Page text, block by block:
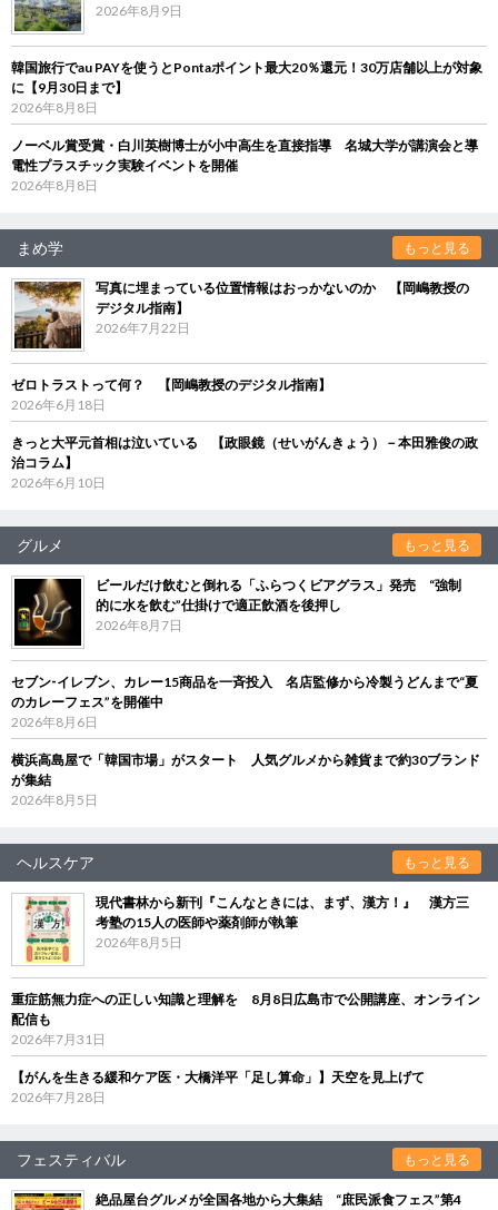
2026年8月9日
韓国旅行でau PAYを使うとPontaポイント最大20％還元！30万店舗以上が対象
に【9月30日まで】
2026年8月8日
ノーベル賞受賞・白川英樹博士が小中高生を直接指導 名城大学が講演会と導
電性プラスチック実験イベントを開催
2026年8月8日
まめ学 もっと見る
写真に埋まっている位置情報はおっかないのか 【岡嶋教授の
デジタル指南】
2026年7月22日
ゼロトラストって何？ 【岡嶋教授のデジタル指南】
2026年6月18日
きっと大平元首相は泣いている 【政眼鏡（せいがんきょう）－本田雅俊の政
治コラム】
2026年6月10日
グルメ もっと見る
ビールだけ飲むと倒れる「ふらつくビアグラス」発売 “強制
的に水を飲む”仕掛けで適正飲酒を後押し
2026年8月7日
セブン‐イレブン、カレー15商品を一斉投入 名店監修から冷製うどんまで“夏
のカレーフェス”を開催中
2026年8月6日
横浜高島屋で「韓国市場」がスタート 人気グルメから雑貨まで約30ブランド
が集結
2026年8月5日
ヘルスケア もっと見る
現代書林から新刊『こんなときには、まず、漢方！』 漢方三
考塾の15人の医師や薬剤師が執筆
2026年8月5日
重症筋無力症への正しい知識と理解を 8月8日広島市で公開講座、オンライン
配信も
2026年7月31日
【がんを生きる緩和ケア医・大橋洋平「足し算命」】天空を見上げて
2026年7月28日
フェスティバル もっと見る
絶品屋台グルメが全国各地から大集結 “庶民派食フェス”第4